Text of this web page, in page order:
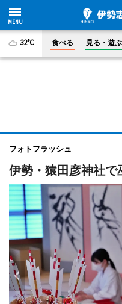
32°C 食べる 見る・遊ぶ
フォトフラッシュ
伊勢・猿田彦神社で